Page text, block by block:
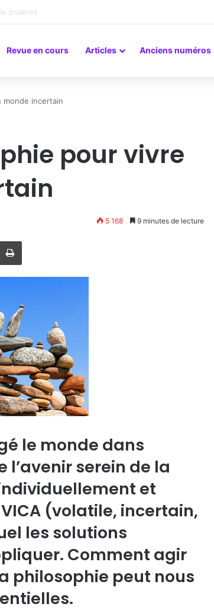
un art du lien
Revue en cours Articles Anciens numéros
monde incertain
pour vivre
5 168 9 minutes de lecture
par email Imprimer
le monde dans
serein de la
et
(volatile, incertain,
les solutions
Comment agir
philosophie peut nous